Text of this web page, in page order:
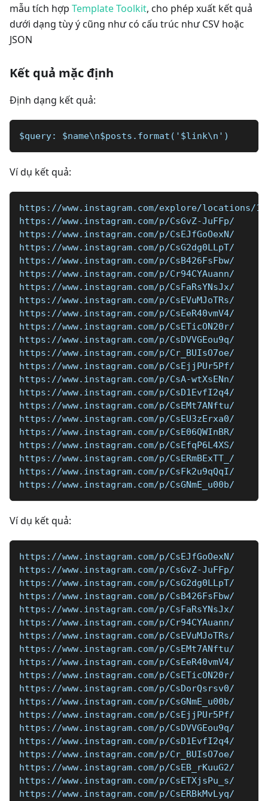
mẫu tích hợp Template Toolkit, cho phép xuất kết quả
dưới dạng tùy ý cũng như có cấu trúc như CSV hoặc
JSON
Kết quả mặc định
Định dạng kết quả:
$query: $name\n$posts.format('$link\n')
Ví dụ kết quả:
https://www.instagram.com/explore/locations/
https://www.instagram.com/p/CsGvZ-JuFFp/
https://www.instagram.com/p/CsEJfGoOexN/
https://www.instagram.com/p/CsG2dg0LLpT/
https://www.instagram.com/p/CsB426FsFbw/
https://www.instagram.com/p/Cr94CYAuann/
https://www.instagram.com/p/CsFaRsYNsJx/
https://www.instagram.com/p/CsEVuMJoTRs/
https://www.instagram.com/p/CsEeR40vmV4/
https://www.instagram.com/p/CsETicON20r/
https://www.instagram.com/p/CsDVVGEou9q/
https://www.instagram.com/p/Cr_BUIsO7oe/
https://www.instagram.com/p/CsEjjPUr5Pf/
https://www.instagram.com/p/CsA-wtXsENn/
https://www.instagram.com/p/CsD1EvfI2q4/
https://www.instagram.com/p/CsEMt7ANftu/
https://www.instagram.com/p/CsEU3zErxa0/
https://www.instagram.com/p/CsE06QWInBR/
https://www.instagram.com/p/CsEfqP6L4XS/
https://www.instagram.com/p/CsERmBExTT_/
https://www.instagram.com/p/CsFk2u9qQqI/
https://www.instagram.com/p/CsGNmE_u00b/
Ví dụ kết quả:
https://www.instagram.com/p/CsEJfGoOexN/
https://www.instagram.com/p/CsGvZ-JuFFp/
https://www.instagram.com/p/CsG2dg0LLpT/
https://www.instagram.com/p/CsB426FsFbw/
https://www.instagram.com/p/CsFaRsYNsJx/
https://www.instagram.com/p/Cr94CYAuann/
https://www.instagram.com/p/CsEVuMJoTRs/
https://www.instagram.com/p/CsEMt7ANftu/
https://www.instagram.com/p/CsEeR40vmV4/
https://www.instagram.com/p/CsETicON20r/
https://www.instagram.com/p/CsDorQsrsv0/
https://www.instagram.com/p/CsGNmE_u00b/
https://www.instagram.com/p/CsEjjPUr5Pf/
https://www.instagram.com/p/CsDVVGEou9q/
https://www.instagram.com/p/CsD1EvfI2q4/
https://www.instagram.com/p/Cr_BUIsO7oe/
https://www.instagram.com/p/CsEB_rKuuG2/
https://www.instagram.com/p/CsETXjsPu_s/
https://www.instagram.com/p/CsERBkMvLyq/